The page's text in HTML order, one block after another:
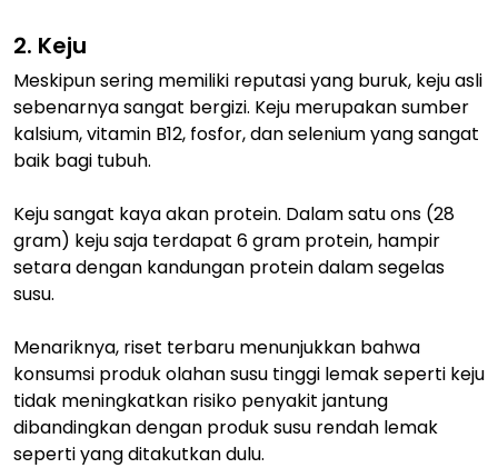
2. Keju
Meskipun sering memiliki reputasi yang buruk, keju asli
sebenarnya sangat bergizi. Keju merupakan sumber
kalsium, vitamin B12, fosfor, dan selenium yang sangat
baik bagi tubuh.
Keju sangat kaya akan protein. Dalam satu ons (28
gram) keju saja terdapat 6 gram protein, hampir
setara dengan kandungan protein dalam segelas
susu.
Menariknya, riset terbaru menunjukkan bahwa
konsumsi produk olahan susu tinggi lemak seperti keju
tidak meningkatkan risiko penyakit jantung
dibandingkan dengan produk susu rendah lemak
seperti yang ditakutkan dulu.